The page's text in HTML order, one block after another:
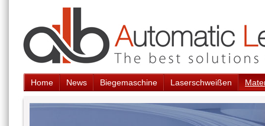
Home News Biegemaschine Laserschweißen